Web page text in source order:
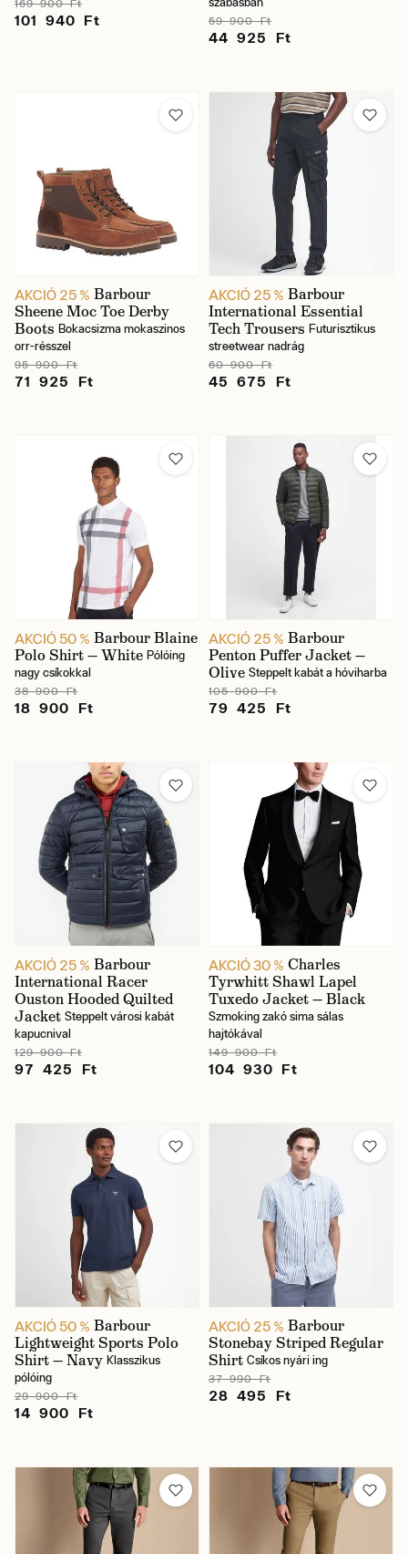
169 900 Ft
101 940 Ft 59 900 Ft
44 925 Ft
AKCIÓ 25 % Barbour
Sheene Moc Toe Derby
Boots Bokacsizma mokaszinos
orr-résszel
95 900 Ft
71 925 Ft
AKCIÓ 25 % Barbour
International Essential
Tech Trousers Futurisztikus
streetwear nadrág
60 900 Ft
45 675 Ft
AKCIÓ 50 % Barbour Blaine
Polo Shirt — White Pólóing
nagy csíkokkal
38 900 Ft
18 900 Ft
AKCIÓ 25 % Barbour
Penton Puffer Jacket —
Olive Steppelt kabát a hóviharba
105 900 Ft
79 425 Ft
AKCIÓ 25 % Barbour
International Racer
Ouston Hooded Quilted
Jacket Steppelt városi kabát
kapucnival
129 900 Ft
97 425 Ft
AKCIÓ 30 % Charles
Tyrwhitt Shawl Lapel
Tuxedo Jacket — Black
Szmoking zakó sima sálas
hajtókával
149 900 Ft
104 930 Ft
AKCIÓ 50 % Barbour
Lightweight Sports Polo
Shirt — Navy Klasszikus
pólóing
29 900 Ft
14 900 Ft
AKCIÓ 25 % Barbour
Stonebay Striped Regular
Shirt Csíkos nyári ing
37 990 Ft
28 495 Ft